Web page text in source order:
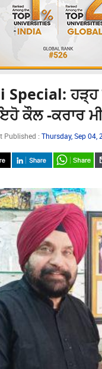
ਹੜ੍ਹ
ਇਹੋ ਕੌਲ -ਕਰਾਰ
Published : Thursday, Sep 04,